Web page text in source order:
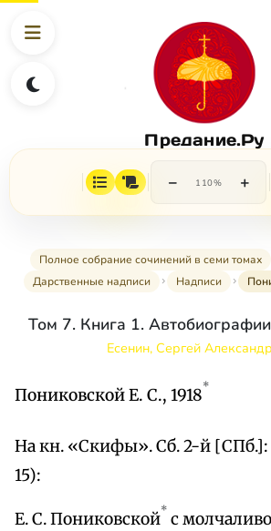
Предание.Ру
− 110% +
Полное собрание сочинений в семи томах
Дарственные надписи
Надписи
Том 7. Книга 1.
Есенин, Сергей
Пониковской Е. С., 1918*
На кн. «Скифы». Сб. 2-й [СПб.]:
15):
Е. С. Пониковской* с